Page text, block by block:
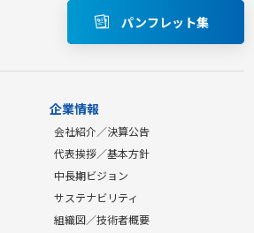
パンフレット集
企業情報
会社紹介／決算公告
代表挨拶／基本方針
中長期ビジョン
サステナビリティ
組織図／技術者概要